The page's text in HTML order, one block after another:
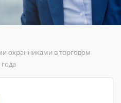
охранниками в торговом